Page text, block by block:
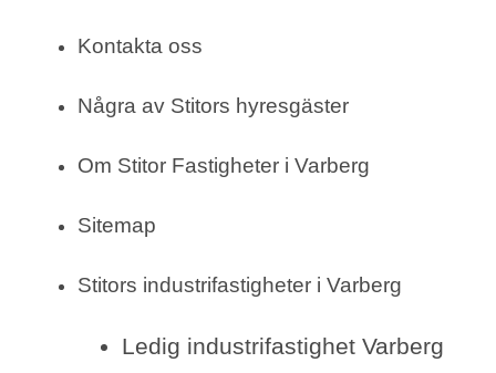
Kontakta oss
Några av Stitors hyresgäster
Om Stitor Fastigheter i Varberg
Sitemap
Stitors industrifastigheter i Varberg
Ledig industrifastighet Varberg